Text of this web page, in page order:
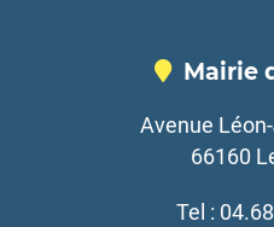
Mairie
Avenue
66160
Tel :